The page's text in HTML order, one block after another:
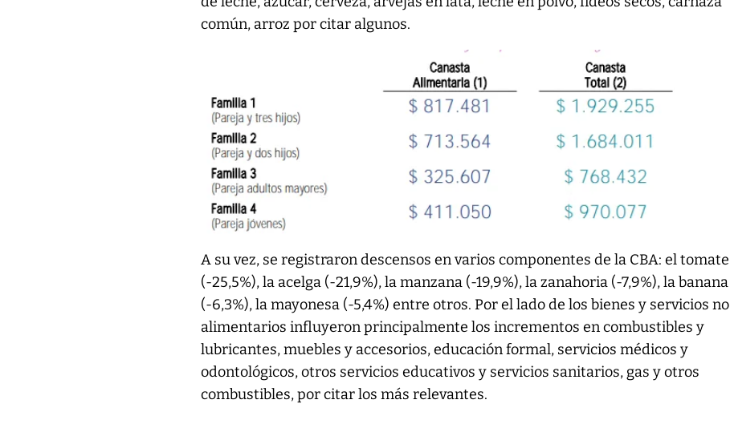
común, arroz por citar algunos.
A su vez, se registraron descensos en varios componentes de la CBA: el tomate
(-25,5%), la acelga (-21,9%), la manzana (-19,9%), la zanahoria (-7,9%), la banana
(-6,3%), la mayonesa (-5,4%) entre otros. Por el lado de los bienes y servicios no
alimentarios influyeron principalmente los incrementos en combustibles y
lubricantes, muebles y accesorios, educación formal, servicios médicos y
odontológicos, otros servicios educativos y servicios sanitarios, gas y otros
combustibles, por citar los más relevantes.